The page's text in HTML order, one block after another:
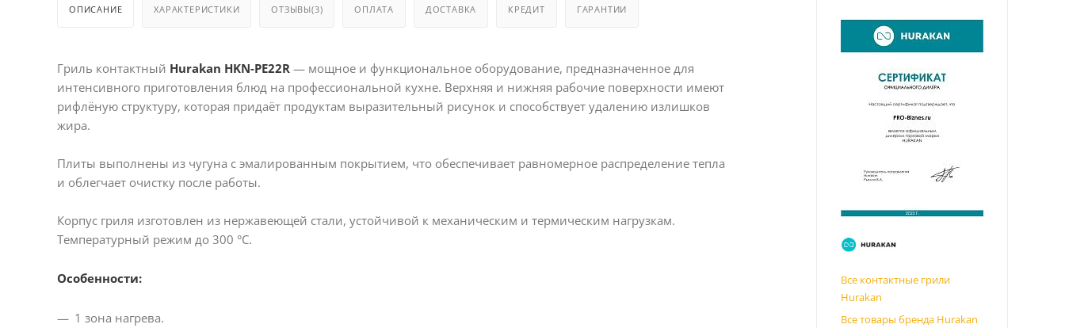
ОПИСАНИЕ ХАРАКТЕРИСТИКИ ОТЗЫВЫ(3) ОПЛАТА ДОСТАВКА КРЕДИТ ГАРАНТИИ
Гриль контактный Hurakan HKN-PE22R — мощное и функциональное оборудование, предназначенное для
интенсивного приготовления блюд на профессиональной кухне. Верхняя и нижняя рабочие поверхности имеют
рифлёную структуру, которая придаёт продуктам выразительный рисунок и способствует удалению излишков
жира.
Плиты выполнены из чугуна с эмалированным покрытием, что обеспечивает равномерное распределение тепла
и облегчает очистку после работы.
Корпус гриля изготовлен из нержавеющей стали, устойчивой к механическим и термическим нагрузкам.
Температурный режим до 300 °C.
Особенности:
1 зона нагрева.
Все контактные грили
Hurakan
Все товары бренда Hurakan